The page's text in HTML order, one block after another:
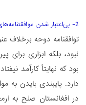
2- بی‌اعتبار شدن موافقتنامه­‌های دوجانبه با دولت‌های آمریکا
توافقنامه دوحه برخلاف
نبود، بلکه ابزاری برای
بود که نهایتاً کارآمد
دارد. پایبندی بایدن به
در افغانستان صلح به